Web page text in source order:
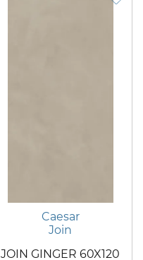
Caesar
Join
JOIN GINGER 60X120